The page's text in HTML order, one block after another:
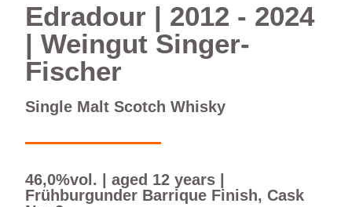
Edradour | 2012 - 2024
| Weingut Singer-
Fischer
Single Malt Scotch Whisky
46,0%vol. | aged 12 years |
Frühburgunder Barrique Finish, Cask